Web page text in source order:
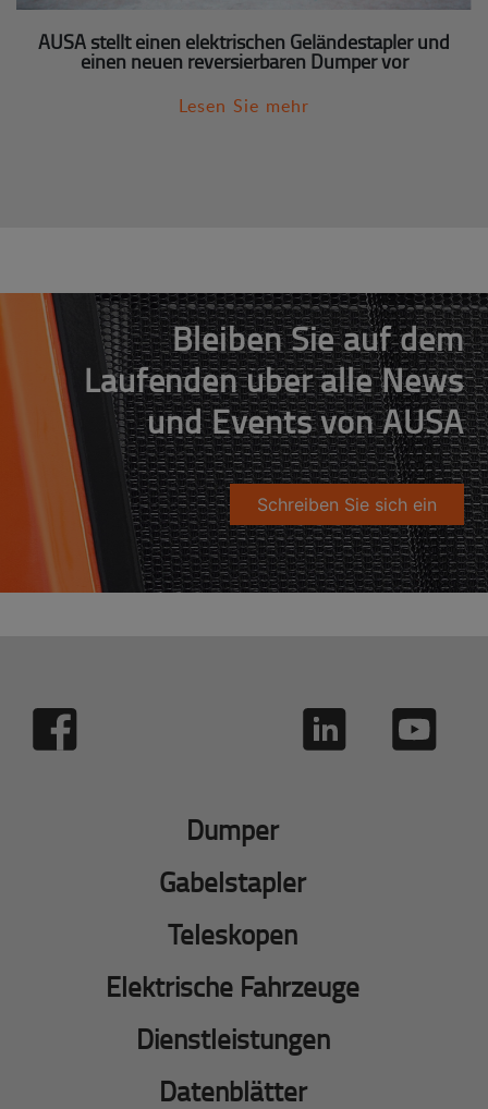
AUSA stellt einen elektrischen Geländestapler und
einen neuen reversierbaren Dumper vor
Lesen Sie mehr
Bleiben Sie auf dem
Laufenden über alle News
und Events von AUSA
Schreiben Sie sich ein
Dumper
Gabelstapler
Teleskopen
Elektrische Fahrzeuge
Dienstleistungen
Datenblätter